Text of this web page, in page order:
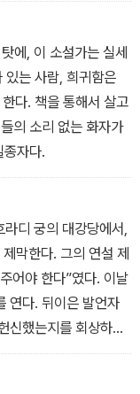
에, 이 소설가는 실세
있는 사람, 희귀함은
다. 책을 통해서 살고
의 소리 없는 화자가
자다.
디 궁의 대강당에서,
막한다. 그의 연설 제
어야 한다”였다. 이날
연다. 뒤이은 발언자
신했는지를 회상하는
력이 처음으로 전율한